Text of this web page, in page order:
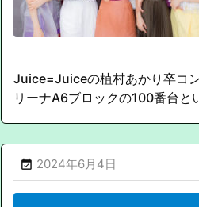
Juice=Juiceの植村あかり卒コ
リーナA6ブロックの100番台と
 2024年6月4日